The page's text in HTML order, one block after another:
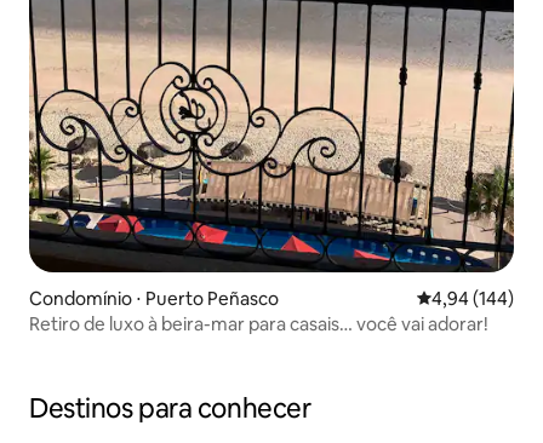
Condomínio ⋅ Puerto Peñasco 4,94 de uma
4,94 (144)
Retiro de luxo à beira-mar para casais… você vai adorar!
Destinos para conhecer